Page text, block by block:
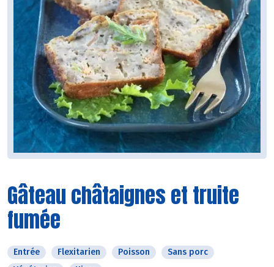
Gâteau châtaignes et truite
fumée
Entrée Flexitarien Poisson
Sans porc